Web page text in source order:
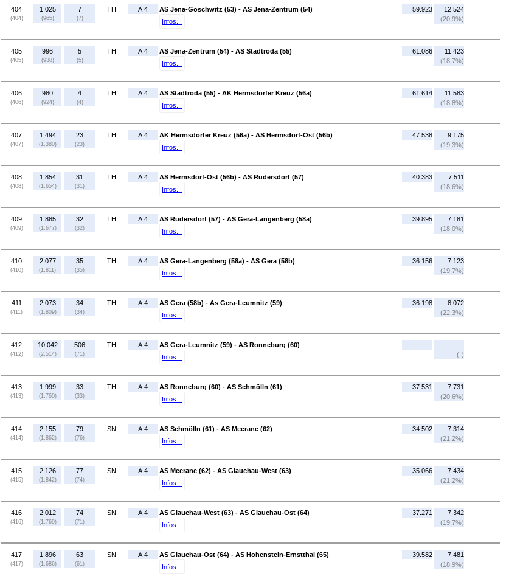
404
(404)
1.025
(965)
7
(7)
TH A 4
AS Jena-Göschwitz (53) - AS Jena-Zentrum (54)
Infos...
59.923
12.524
(20,9%)
405
(405)
996
(938)
5
(5)
TH A 4
AS Jena-Zentrum (54) - AS Stadtroda (55)
Infos...
61.086
11.423
(18,7%)
406
(406)
980
(924)
4
(4)
TH A 4
AS Stadtroda (55) - AK Hermsdorfer Kreuz (56a)
Infos...
61.614
11.583
(18,8%)
407
(407)
1.494
(1.380)
23
(23)
TH A 4
AK Hermsdorfer Kreuz (56a) - AS Hermsdorf-Ost (56b)
Infos...
47.538
9.175
(19,3%)
408
(408)
1.854
(1.654)
31
(31)
TH A 4
AS Hermsdorf-Ost (56b) - AS Rüdersdorf (57)
Infos...
40.383
7.511
(18,6%)
409
(409)
1.885
(1.677)
32
(32)
TH A 4
AS Rüdersdorf (57) - AS Gera-Langenberg (58a)
Infos...
39.895
7.181
(18,0%)
410
(410)
2.077
(1.811)
35
(35)
TH A 4
AS Gera-Langenberg (58a) - AS Gera (58b)
Infos...
36.156
7.123
(19,7%)
411
(411)
2.073
(1.809)
34
(34)
TH A 4
AS Gera (58b) - As Gera-Leumnitz (59)
Infos...
36.198
8.072
(22,3%)
412
(412)
10.042
(2.514)
506
(71)
TH A 4
AS Gera-Leumnitz (59) - AS Ronneburg (60)
Infos...
-
-
(-)
413
(413)
1.999
(1.760)
33
(33)
TH A 4
AS Ronneburg (60) - AS Schmölln (61)
Infos...
37.531
7.731
(20,6%)
414
(414)
2.155
(1.862)
79
(76)
SN A 4
AS Schmölln (61) - AS Meerane (62)
Infos...
34.502
7.314
(21,2%)
415
(415)
2.126
(1.842)
77
(74)
SN A 4
AS Meerane (62) - AS Glauchau-West (63)
Infos...
35.066
7.434
(21,2%)
416
(416)
2.012
(1.769)
74
(71)
SN A 4
AS Glauchau-West (63) - AS Glauchau-Ost (64)
Infos...
37.271
7.342
(19,7%)
417
(417)
1.896
(1.686)
63
(61)
SN A 4
AS Glauchau-Ost (64) - AS Hohenstein-Ernstthal (65)
Infos...
39.582
7.481
(18,9%)